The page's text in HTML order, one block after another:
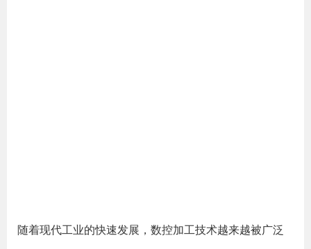
随着现代工业的快速发展，数控加工技术越来越被广泛